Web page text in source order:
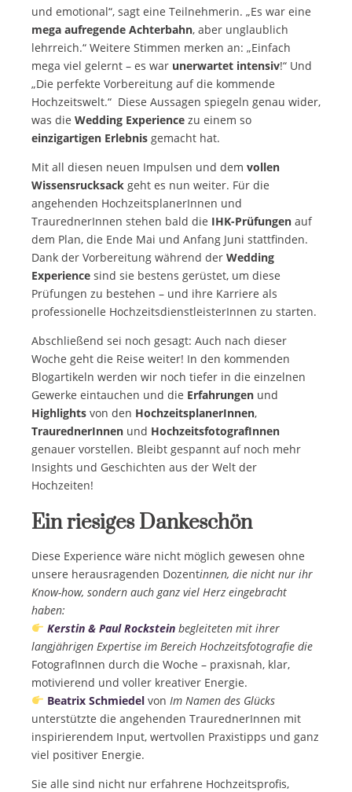
und emotional“, sagt eine Teilnehmerin. „Es war eine
mega aufregende Achterbahn, aber unglaublich
lehrreich.“ Weitere Stimmen merken an: „Einfach
mega viel gelernt – es war unerwartet intensiv!“ Und
„Die perfekte Vorbereitung auf die kommende
Hochzeitswelt.“ Diese Aussagen spiegeln genau wider,
was die Wedding Experience zu einem so
einzigartigen Erlebnis gemacht hat.
Mit all diesen neuen Impulsen und dem vollen
Wissensrucksack geht es nun weiter. Für die
angehenden HochzeitsplanerInnen und
TraurednerInnen stehen bald die IHK-Prüfungen auf
dem Plan, die Ende Mai und Anfang Juni stattfinden.
Dank der Vorbereitung während der Wedding
Experience sind sie bestens gerüstet, um diese
Prüfungen zu bestehen – und ihre Karriere als
professionelle HochzeitsdienstleisterInnen zu starten.
Abschließend sei noch gesagt: Auch nach dieser
Woche geht die Reise weiter! In den kommenden
Blogartikeln werden wir noch tiefer in die einzelnen
Gewerke eintauchen und die Erfahrungen und
Highlights von den HochzeitsplanerInnen,
TraurednerInnen und HochzeitsfotografInnen
genauer vorstellen. Bleibt gespannt auf noch mehr
Insights und Geschichten aus der Welt der
Hochzeiten!
Ein riesiges Dankeschön
Diese Experience wäre nicht möglich gewesen ohne
unsere herausragenden Dozentinnen, die nicht nur ihr
Know-how, sondern auch ganz viel Herz eingebracht
haben:
Kerstin & Paul Rocksteinbegleiteten mit ihrer
langjährigen Expertise im Bereich Hochzeitsfotografie die
FotografInnen durch die Woche – praxisnah, klar,
motivierend und voller kreativer Energie.
Beatrix Schmiedelvon Im Namen des Glücks
unterstützte die angehenden TraurednerInnen mit
inspirierendem Input, wertvollen Praxistipps und ganz
viel positiver Energie.
Sie alle sind nicht nur erfahrene Hochzeitsprofis,